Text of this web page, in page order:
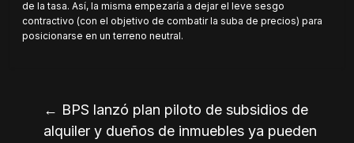
de la tasa. Así, la misma empezaría a dejar el leve sesgo
contractivo (con el objetivo de combatir la suba de precios) para
posicionarse en un terreno neutral.
← BPS lanzó plan piloto de subsidios de
alquiler y dueños de inmuebles ya pueden